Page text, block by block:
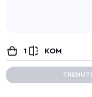
1 KOM